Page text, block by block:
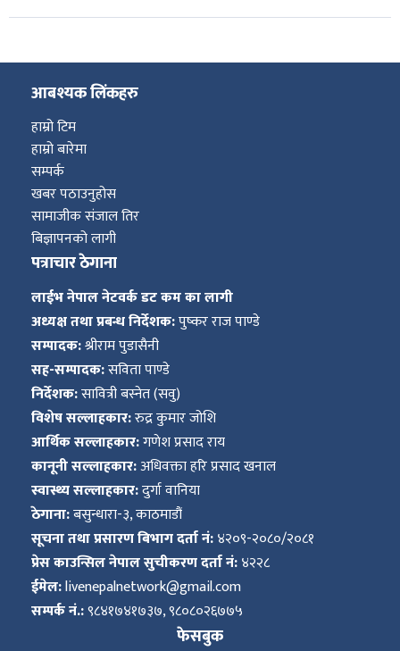
आबश्यक लिंकहरु
हाम्रो टिम
हाम्रो बारेमा
सम्पर्क
खबर पठाउनुहोस
सामाजीक संजाल तिर
बिज्ञापनको लागी
पत्राचार ठेगाना
लाईभ नेपाल नेटवर्क डट कम का लागी
अध्यक्ष तथा प्रबन्ध निर्देशक:पुष्कर राज पाण्डे
सम्पादक:श्रीराम पुडासैनी
सह-सम्पादक:सविता पाण्डे
निर्देशक:सावित्री बस्नेत (सवु)
विशेष सल्लाहकार:रुद्र कुमार जोशि
आर्थिक सल्लाहकार:गणेश प्रसाद राय
कानूनी सल्लाहकार:अधिवक्ता हरि प्रसाद खनाल
स्वास्थ्य सल्लाहकार:दुर्गा वानिया
ठेगाना:बसुन्धारा-३, काठमाडौं
सूचना तथा प्रसारण बिभाग दर्ता नं:४२०९-२०८०/२०८१
प्रेस काउन्सिल नेपाल सुचीकरण दर्ता नं:४२२८
ईमेल:livenepalnetwork@gmail.com
सम्पर्क नं.:९८४१७४१७३७, ९८०८०२६७७५
फेसबुक